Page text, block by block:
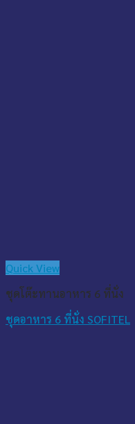
Quick View
ชุดโต๊ะทานอาหาร 6 ที่นั่ง
ชุดอาหาร 6 ที่นั่ง SOFITEL